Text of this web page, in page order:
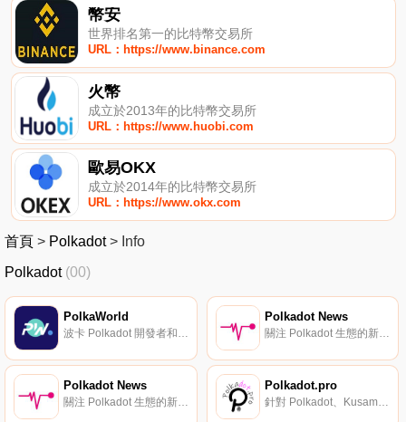
幣安
世界排名第一的比特幣交易所
URL：https://www.binance.com
火幣
成立於2013年的比特幣交易所
URL：https://www.huobi.com
歐易OKX
成立於2014年的比特幣交易所
URL：https://www.okx.com
首頁 > Polkadot> Info
Polkadot (00)
PolkaWorld Polkadot News
Polkadot News
關注 Polkadot 生態的新聞。
Polkadot.pro
針對 Polkadot、Kusama、Chainx 驗證節點服務。